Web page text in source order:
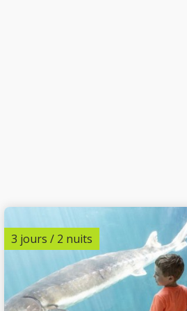
3 jours / 2 nuits